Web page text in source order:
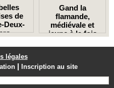
de
Deux-
Gand la
flamande,
médiévale et
jeune à la fois
légales
| Inscription au site